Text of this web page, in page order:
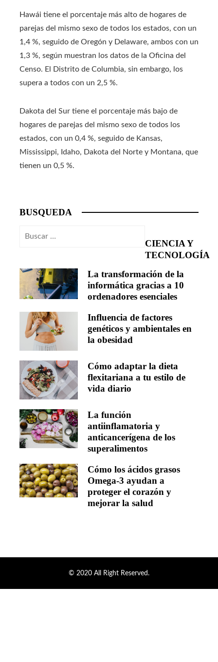
Hawái tiene el porcentaje más alto de hogares de
parejas del mismo sexo de todos los estados, con un
1,4 %, seguido de Oregón y Delaware, ambos con un
1,3 %, según muestran los datos de la Oficina del
Censo. El Distrito de Columbia, sin embargo, los
supera a todos con un 2,5 %.
Dakota del Sur tiene el porcentaje más bajo de
hogares de parejas del mismo sexo de todos los
estados, con un 0,4 %, seguido de Kansas,
Mississippi, Idaho, Dakota del Norte y Montana, que
tienen un 0,5 %.
BUSQUEDA
Buscar:
CIENCIA Y
TECNOLOGÍA
La transformación de la
informática gracias a 10
ordenadores esenciales
Influencia de factores
genéticos y ambientales en
la obesidad
Cómo adaptar la dieta
flexitariana a tu estilo de
vida diario
La función
antiinflamatoria y
anticancerígena de los
superalimentos
Cómo los ácidos grasos
Omega-3 ayudan a
proteger el corazón y
mejorar la salud
© 2020 All Right Reserved.